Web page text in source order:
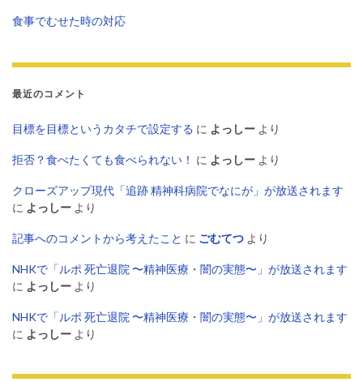
食事でむせた時の対応
最近のコメント
目標を目標というカタチで設定する に よっしー より
拒否？食べたくても食べられない！ に よっしー より
クローズアップ現代「追跡 精神科病院でなにが」が放送されます
に よっしー より
記事へのコメントから考えたこと に ごむてつ より
NHKで「ルポ 死亡退院 〜精神医療・闇の実態〜」が放送されます
に よっしー より
NHKで「ルポ 死亡退院 〜精神医療・闇の実態〜」が放送されます
に よっしー より